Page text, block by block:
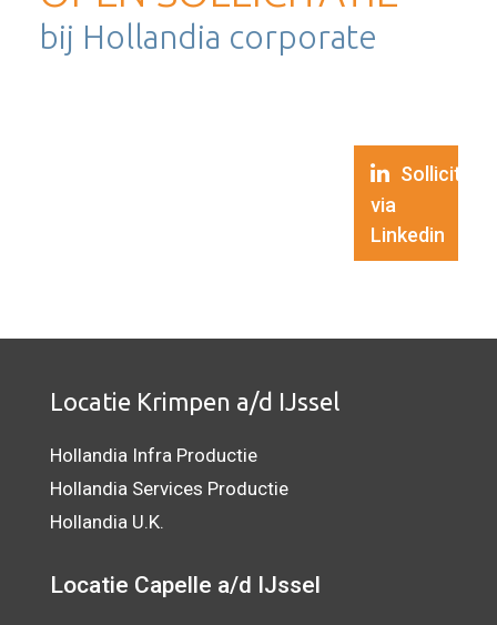
bij Hollandia corporate
Solliciteer
via
Linkedin
Locatie Krimpen a/d IJssel
Hollandia Infra Productie
Hollandia Services Productie
Hollandia U.K.
Locatie Capelle a/d IJssel